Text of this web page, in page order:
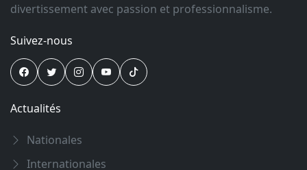
divertissement avec passion et professionnalisme.
Suivez-nous
Actualités
Nationales
Internationales